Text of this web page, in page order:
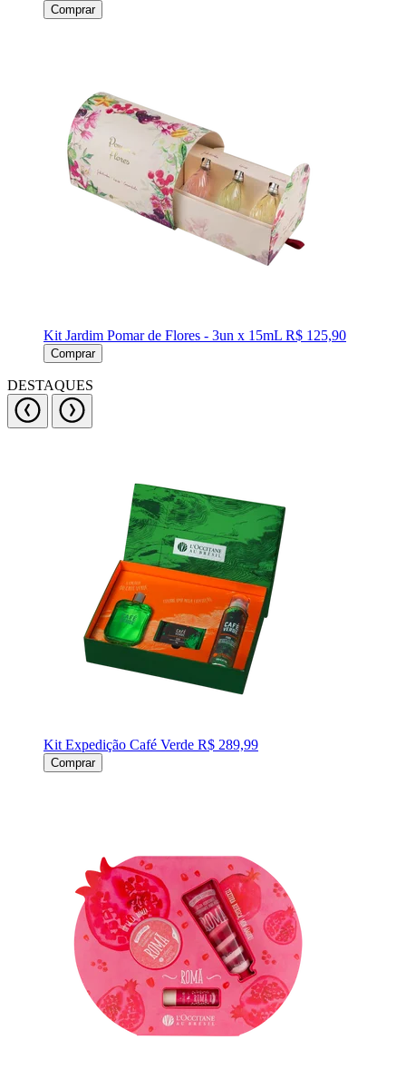
Comprar
Kit Jardim Pomar de Flores - 3un x 15mL R$ 125,90
Comprar
DESTAQUES
Kit Expedição Café Verde R$ 289,99
Comprar